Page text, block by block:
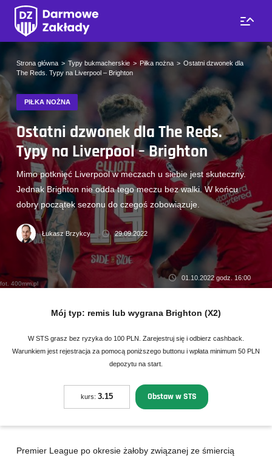
fot. 400mm.pl
Strona główna Typy bukmacherskie Piłka nożna
Ostatni dzwonek dla
The Reds. Typy na Liverpool – Brighton
PIŁKA NOŻNA
Ostatni dzwonek dla The Reds.
Typy na Liverpool – Brighton
Mimo potknięć Liverpool w meczach u siebie jest skuteczny.
Jednak Brighton nie odda tego meczu bez walki. W końcu
dobry początek sezonu do czegoś zobowiązuje.
Łukasz Brzykcy 29.09.2022
01.10.2022 godz. 16:00
Mój typ: remis lub wygrana Brighton (X2)
W STS grasz bez ryzyka do 100 PLN. Zarejestruj się i odbierz cashback.
Warunkiem jest rejestracja za pomocą poniższego buttonu i wpłata minimum 50 PLN
depozytu na start.
kurs: 3.15 Obstaw w STS
Premier League po okresie żałoby związanej ze śmiercią